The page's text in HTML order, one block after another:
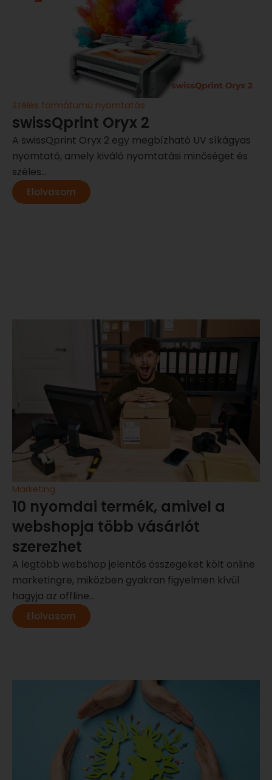
Széles formátumú nyomtatás
swissQprint Oryx 2
A swissQprint Oryx 2 egy megbízható UV síkágyas
nyomtató, amely kiváló nyomtatási minőséget és
széles...
Elolvasom
Marketing
10 nyomdai termék, amivel a
webshopja több vásárlót
szerezhet
A legtöbb webshop jelentős összegeket költ online
marketingre, miközben gyakran figyelmen kívül
hagyja az offline...
Elolvasom